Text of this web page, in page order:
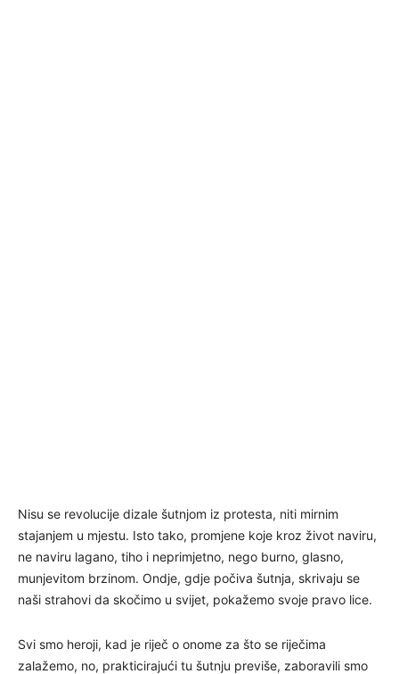
Nisu se revolucije dizale šutnjom iz protesta, niti mirnim
stajanjem u mjestu. Isto tako, promjene koje kroz život naviru,
ne naviru lagano, tiho i neprimjetno, nego burno, glasno,
munjevitom brzinom. Ondje, gdje počiva šutnja, skrivaju se
naši strahovi da skočimo u svijet, pokažemo svoje pravo lice.
Svi smo heroji, kad je riječ o onome za što se riječima
zalažemo, no, prakticirajući tu šutnju previše, zaboravili smo